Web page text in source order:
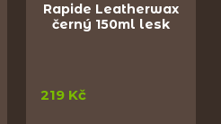
Rapide Leatherwax
černý 150ml lesk
219 Kč